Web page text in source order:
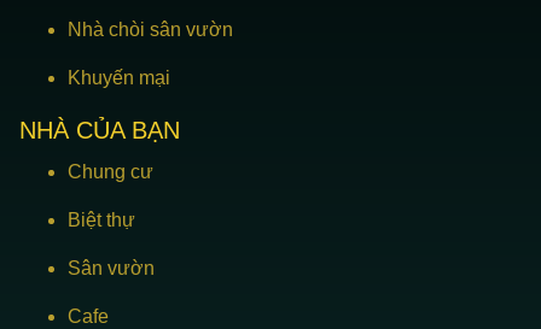
Nhà chòi sân vườn
Khuyến mại
NHÀ CỦA BẠN
Chung cư
Biệt thự
Sân vườn
Cafe